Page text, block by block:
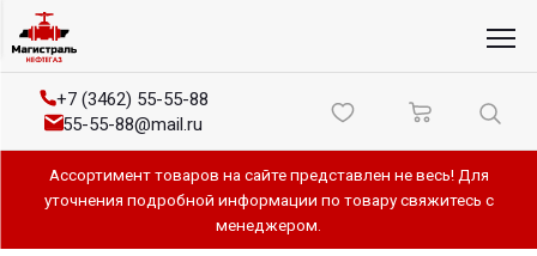
+7 (3462) 55-55-88
55-55-88@mail.ru
Ассортимент товаров на сайте представлен не весь! Для
уточнения подробной информации по товару свяжитесь с
менеджером.